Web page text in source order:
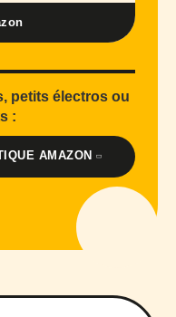
petits électros ou
:
AMAZON